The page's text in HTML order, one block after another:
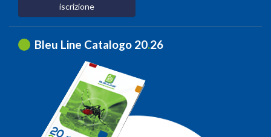
iscrizione
Bleu Line Catalogo 20.26